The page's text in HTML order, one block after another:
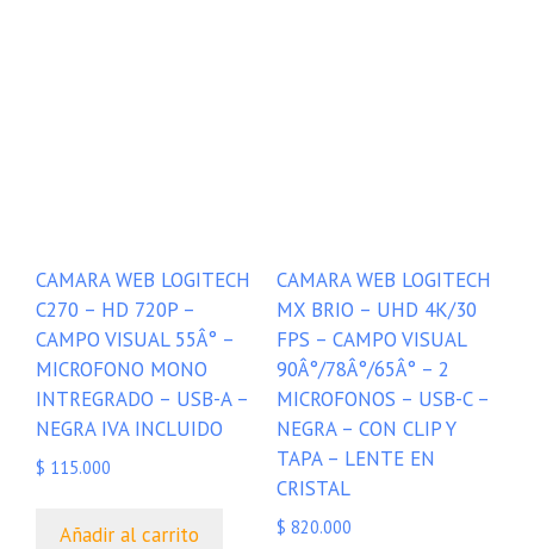
CAMARA WEB LOGITECH
C270 – HD 720P –
CAMPO VISUAL 55Â° –
MICROFONO MONO
INTREGRADO – USB-A –
NEGRA IVA INCLUIDO
$ 115.000
Añadir al carrito
CAMARA WEB LOGITECH
MX BRIO – UHD 4K/30
FPS – CAMPO VISUAL
90Â°/78Â°/65Â° – 2
MICROFONOS – USB-C –
NEGRA – CON CLIP Y
TAPA – LENTE EN
CRISTAL
$ 820.000